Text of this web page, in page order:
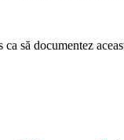
să documentez